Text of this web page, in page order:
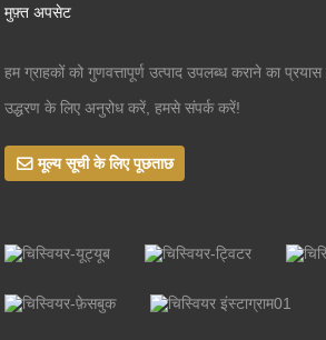
मुफ़्त अपसेट
हम ग्राहकों को गुणवत्तापूर्ण उत्पाद उपलब्ध कराने का
उद्धरण के लिए अनुरोध करें, हमसे संपर्क करें!
मूल्य सूची के लिए पूछताछ